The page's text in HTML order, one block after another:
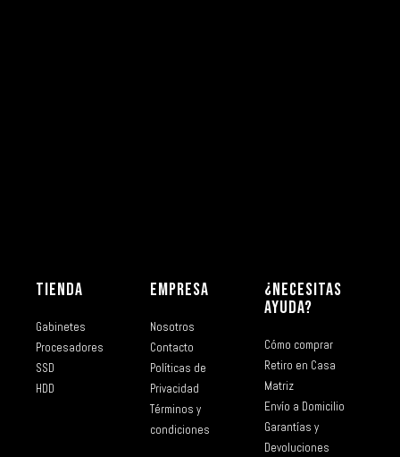
TIENDA
Gabinetes
Procesadores
SSD
HDD
EMPRESA
Nosotros
Contacto
Políticas de
Privacidad
Términos y
condiciones
¿NECESITAS
AYUDA?
Cómo comprar
Retiro en Casa
Matriz
Envío a Domicilio
Garantías y
Devoluciones